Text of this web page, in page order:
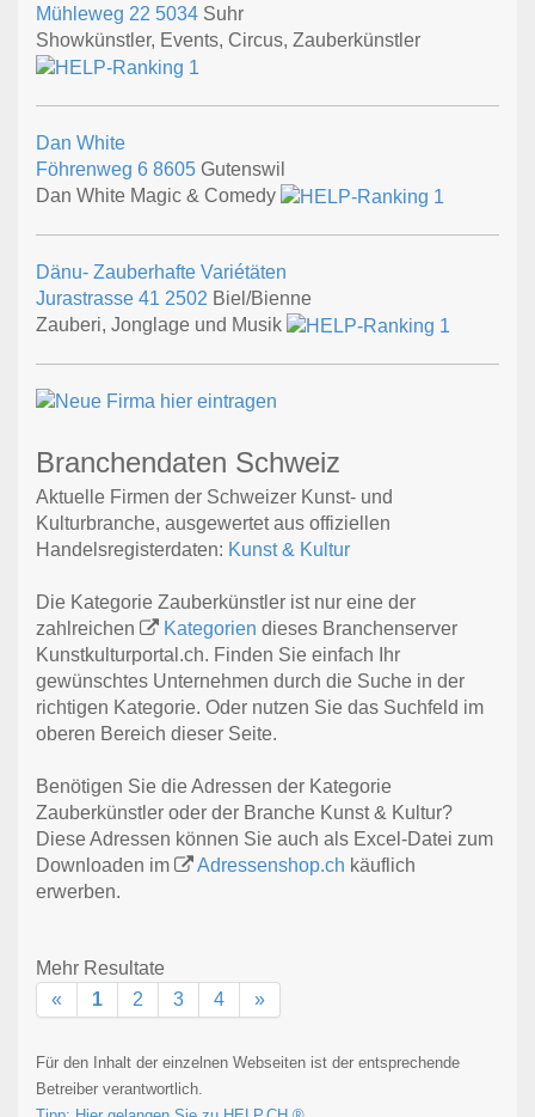
Mühleweg 22 5034 Suhr
Showkünstler, Events, Circus, Zauberkünstler
Dan White
Föhrenweg 6 8605 Gutenswil
Dan White Magic & Comedy
Dänu- Zauberhafte Variétäten
Jurastrasse 41 2502 Biel/Bienne
Zauberi, Jonglage und Musik
Branchendaten Schweiz
Aktuelle Firmen der Schweizer Kunst- und
Kulturbranche, ausgewertet aus offiziellen
Handelsregisterdaten: Kunst & Kultur
Die Kategorie Zauberkünstler ist nur eine der
zahlreichen
Kategorien dieses Branchenserver
Kunstkulturportal.ch. Finden Sie einfach Ihr
gewünschtes Unternehmen durch die Suche in der
richtigen Kategorie. Oder nutzen Sie das Suchfeld im
oberen Bereich dieser Seite.
Benötigen Sie die Adressen der Kategorie
Zauberkünstler oder der Branche Kunst & Kultur?
Diese Adressen können Sie auch als Excel-Datei zum
Downloaden im
Adressenshop.ch käuflich
erwerben.
Mehr Resultate
«
1 2 3 4 »
Für den Inhalt der einzelnen Webseiten ist der entsprechende
Betreiber verantwortlich.